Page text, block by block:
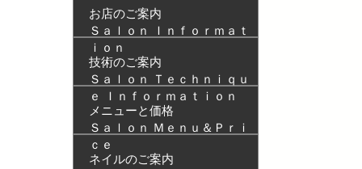
お店のご案内
Ｓａｌｏｎ Ｉｎｆｏｒｍａｔ
ｉｏｎ
技術のご案内
Ｓａｌｏｎ Ｔｅｃｈｎｉｑｕ
ｅ Ｉｎｆｏｒｍａｔｉｏｎ
メニューと価格
Ｓａｌｏｎ Ｍｅｎｕ＆Ｐｒｉ
ｃｅ
ネイルのご案内